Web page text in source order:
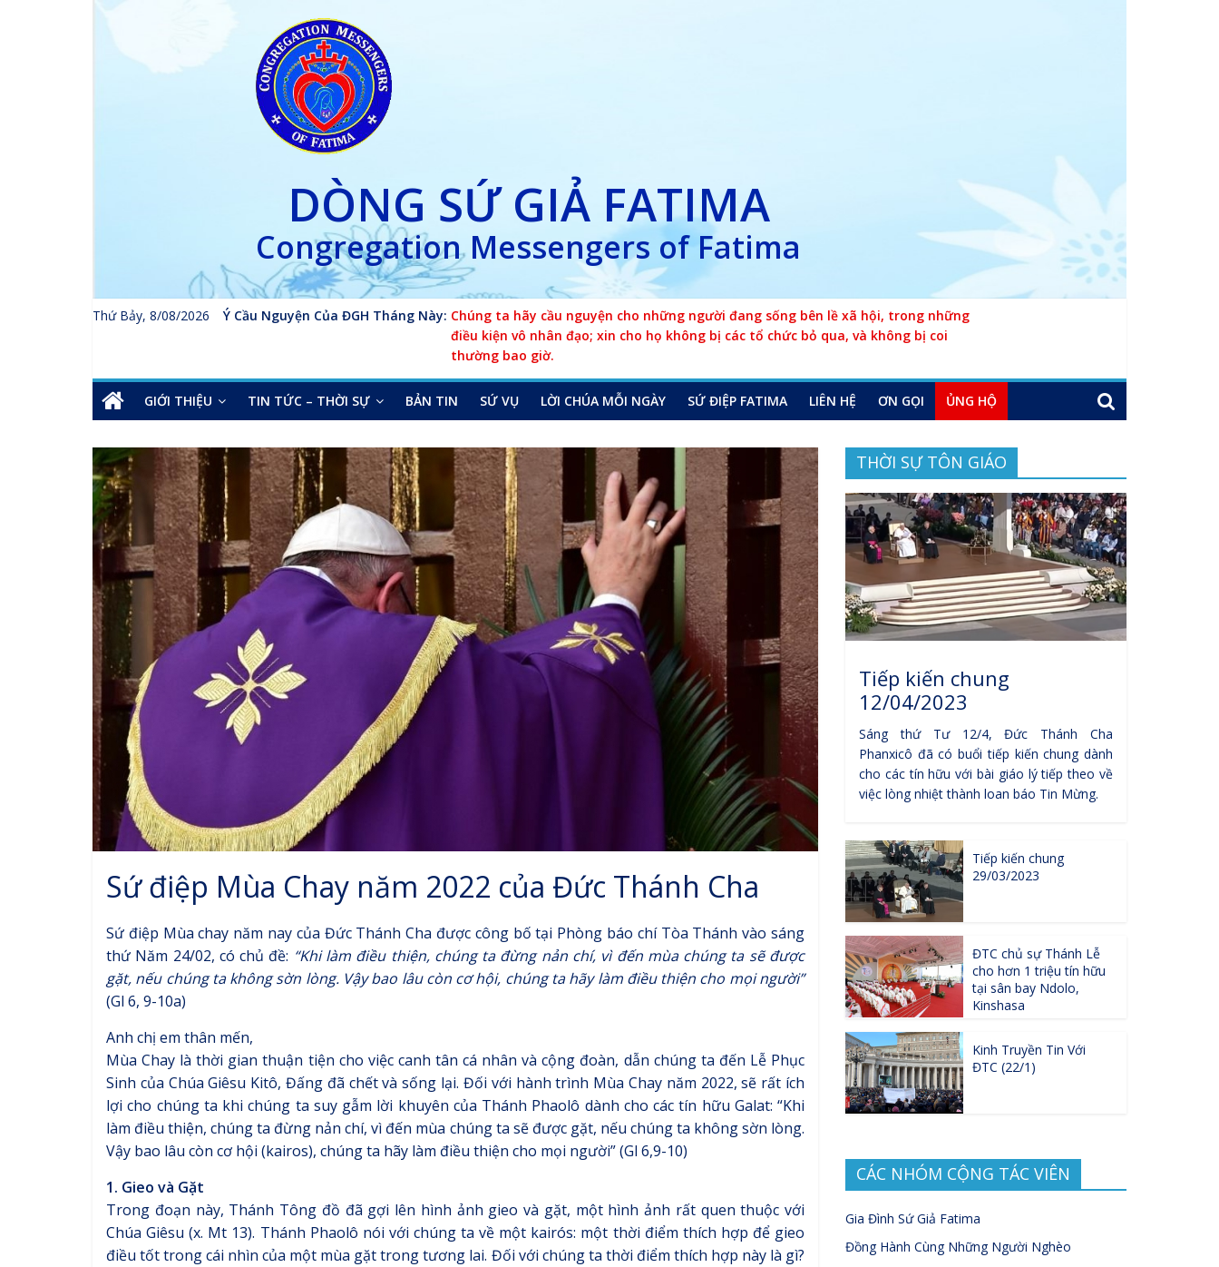
DÒNG SỨ GIẢ FATIMA
Congregation Messengers of Fatima
Thứ Bảy, 8/08/2026 Ý Cầu Nguyện Của ĐGH Tháng Này: Chúng ta hãy cầu nguyện cho những người đang sống bên lề xã hội, trong những
điều kiện vô nhân đạo; xin cho họ không bị các tổ chức bỏ qua, và không bị coi
thường bao giờ.
GIỚI THIỆU TIN TỨC – THỜI SỰ BẢN TIN SỨ VỤ LỜI CHÚA MỖI NGÀY SỨ ĐIỆP FATIMA LIÊN HỆ ƠN GỌI ỦNG HỘ
Sứ điệp Mùa Chay năm 2022 của Đức Thánh Cha
Sứ điệp Mùa chay năm nay của Đức Thánh Cha được công bố tại Phòng báo chí Tòa Thánh vào sáng
thứ Năm 24/02, có chủ đề: “Khi làm điều thiện, chúng ta đừng nản chí, vì đến mùa chúng ta sẽ được
gặt, nếu chúng ta không sờn lòng. Vậy bao lâu còn cơ hội, chúng ta hãy làm điều thiện cho mọi người”
(Gl 6, 9-10a)
Anh chị em thân mến,
Mùa Chay là thời gian thuận tiện cho việc canh tân cá nhân và cộng đoàn, dẫn chúng ta đến Lễ Phục
Sinh của Chúa Giêsu Kitô, Đấng đã chết và sống lại. Đối với hành trình Mùa Chay năm 2022, sẽ rất ích
lợi cho chúng ta khi chúng ta suy gẫm lời khuyên của Thánh Phaolô dành cho các tín hữu Galat: “Khi
làm điều thiện, chúng ta đừng nản chí, vì đến mùa chúng ta sẽ được gặt, nếu chúng ta không sờn lòng.
Vậy bao lâu còn cơ hội (kairos), chúng ta hãy làm điều thiện cho mọi người” (Gl 6,9-10)
1. Gieo và Gặt
Trong đoạn này, Thánh Tông đồ đã gợi lên hình ảnh gieo và gặt, một hình ảnh rất quen thuộc với
Chúa Giêsu (x. Mt 13). Thánh Phaolô nói với chúng ta về một kairós: một thời điểm thích hợp để gieo
điều tốt trong cái nhìn của một mùa gặt trong tương lai. Đối với chúng ta thời điểm thích hợp này là gì?
THỜI SỰ TÔN GIÁO
Tiếp kiến chung
12/04/2023
Sáng thứ Tư 12/4, Đức Thánh Cha
Phanxicô đã có buổi tiếp kiến chung dành
cho các tín hữu với bài giáo lý tiếp theo về
việc lòng nhiệt thành loan báo Tin Mừng.
Tiếp kiến chung
29/03/2023
ĐTC chủ sự Thánh Lễ
cho hơn 1 triệu tín hữu
tại sân bay Ndolo,
Kinshasa
Kinh Truyền Tin Với
ĐTC (22/1)
CÁC NHÓM CỘNG TÁC VIÊN
Gia Đình Sứ Giả Fatima
Đồng Hành Cùng Những Người Nghèo